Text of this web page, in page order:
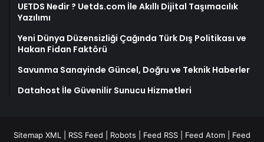
UETDS Nedir ? Uetds.com İle Akıllı Dijital Taşımacılık
Yazılımı
Yeni Dünya Düzensizliği Çağında Türk Dış Politikası ve
Hakan Fidan Faktörü
Savunma Sanayinde Güncel, Doğru ve Teknik Haberler
Datahost İle Güvenilir Sunucu Hizmetleri
Sitemap XML RSS Feed Robots Feed RSS Feed Atom Feed